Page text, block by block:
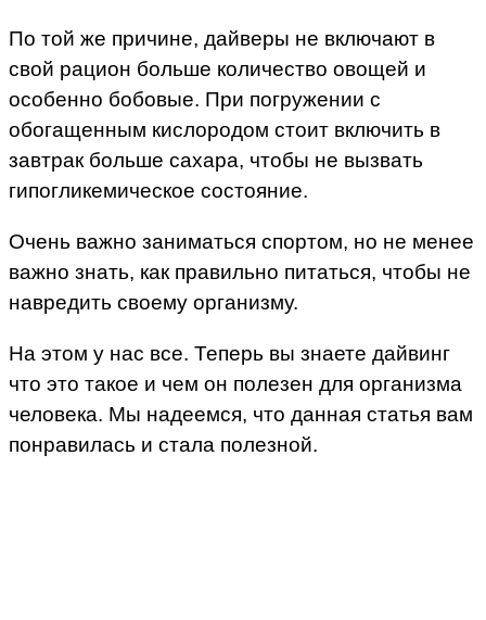
По той же причине, дайверы не включают в
свой рацион больше количество овощей и
особенно бобовые. При погружении с
обогащенным кислородом стоит включить в
завтрак больше сахара, чтобы не вызвать
гипогликемическое состояние.
Очень важно заниматься спортом, но не менее
важно знать, как правильно питаться, чтобы не
навредить своему организму.
На этом у нас все. Теперь вы знаете дайвинг
что это такое и чем он полезен для организма
человека. Мы надеемся, что данная статья вам
понравилась и стала полезной.